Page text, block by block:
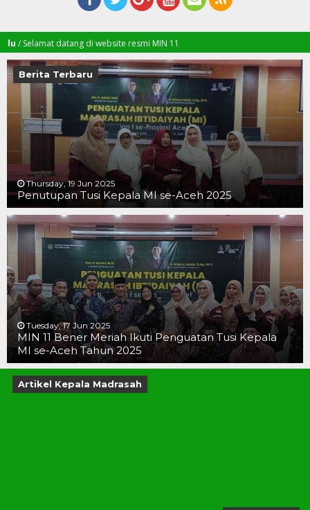
datang di website resmi MIN 11
Berita Terbaru
Thursday, 19 Jun 2025
Penutupan Tusi Kepala MI se-Aceh 2025
Tuesday, 17 Jun 2025
MIN 11 Bener Meriah Ikuti Penguatan Tusi Kepala
MI se-Aceh Tahun 2025
Artikel Kepala Madrasah
19 JUN 2025
19 JUN 2025
16 JUN 2025